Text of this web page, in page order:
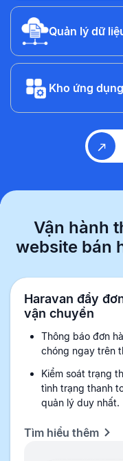
Quản lý dữ
Kho ứng
Vận hành
website bán
Haravan đẩy
vận chuyển
Thông báo đơn
chóng ngay trên
Kiểm soát trạng
tình trạng thanh
quản lý duy nhất.
Tìm hiểu thêm